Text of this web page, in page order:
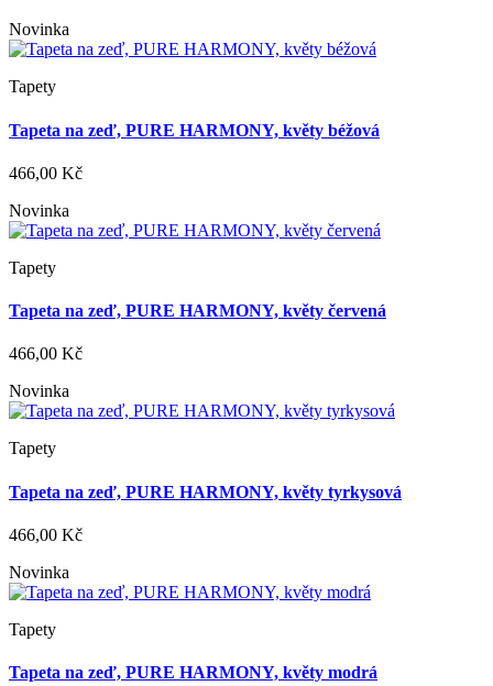
Novinka
Tapety
Tapeta na zeď, PURE HARMONY, květy béžová
466,00 Kč
Novinka
Tapety
Tapeta na zeď, PURE HARMONY, květy červená
466,00 Kč
Novinka
Tapety
Tapeta na zeď, PURE HARMONY, květy tyrkysová
466,00 Kč
Novinka
Tapety
Tapeta na zeď, PURE HARMONY, květy modrá